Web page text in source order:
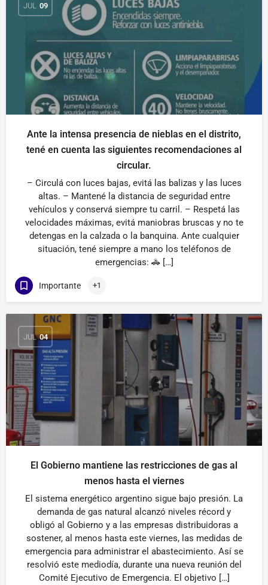
JUL 09
Ante la intensa presencia de nieblas en el distrito,
tené en cuenta las siguientes recomendaciones al
circular.
– Circulá con luces bajas, evitá las balizas y las luces
altas. – Mantené la distancia de seguridad entre
vehículos y conservá siempre tu carril. – Respetá las
velocidades máximas, evitá maniobras bruscas y no te
detengas en la calzada o la banquina. Ante cualquier
situación, tené siempre a mano los teléfonos de
emergencias: 🚓 […]
Importante +1
JUL 04
El Gobierno mantiene las restricciones de gas al
menos hasta el viernes
El sistema energético argentino sigue bajo presión. La
demanda de gas natural alcanzó niveles récord y
obligó al Gobierno y a las empresas distribuidoras a
sostener, al menos hasta este viernes, las medidas de
emergencia para administrar el abastecimiento. Así se
resolvió este mediodía, durante una nueva reunión del
Comité Ejecutivo de Emergencia. El objetivo […]